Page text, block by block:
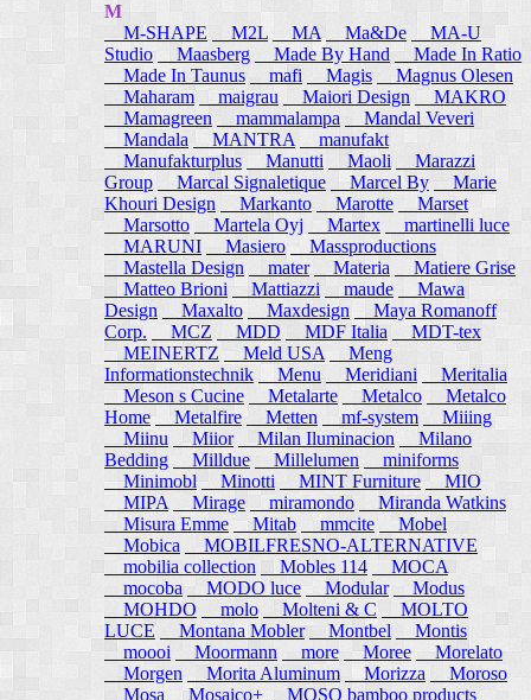
M
M-SHAPE
M2L MA Ma&De
MA-U
Studio
Maasberg Made By Hand
Made In Ratio
Made In Taunus
mafi Magis
Magnus Olesen
Maharam
maigrau Maiori Design
MAKRO
Mamagreen
mammalampa
Mandal Veveri
Mandala
MANTRA
manufakt
Manufakturplus
Manutti Maoli
Marazzi
Group
Marcal Signaletique Marcel By
Marie
Khouri Design
Markanto Marotte
Marset
Marsotto
Martela Oyj Martex
martinelli luce
MARUNI
Masiero
Massproductions
Mastella Design
mater Materia
Matiere Grise
Matteo Brioni
Mattiazzi maude
Mawa
Design
Maxalto Maxdesign
Maya Romanoff
Corp.
MCZ MDD MDF Italia
MDT-tex
MEINERTZ
Meld USA
Meng
Informationstechnik
Menu Meridiani
Meritalia
Meson s Cucine
Metalarte Metalco
Metalco
Home Metalfire Metten mf-system
Miiing
Miinu
Miior Milan Iluminacion
Milano
Bedding
Milldue Millelumen
miniforms
Minimobl Minotti MINT Furniture
MIO
MIPA
Mirage miramondo
Miranda Watkins
Misura Emme
Mitab mmcite
Mobel
Mobica
MOBILFRESNO-ALTERNATIVE
mobilia collection
Mobles 114
MOCA
mocoba
MODO luce Modular
Modus
MOHDO
molo Molteni & C
MOLTO
LUCE
Montana Mobler Montbel
Montis
moooi
Moormann more Moree
Morelato
Morgen
Morita Aluminum Morizza
Moroso
Mosa
Mosaico+
MOSO bamboo products